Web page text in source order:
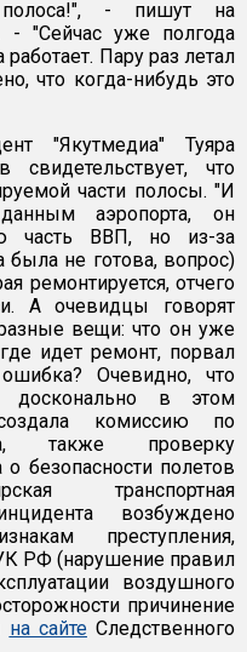
полоса!", - пишут на
"Сейчас уже полгода
Пару раз летал
что когда-нибудь это
"Якутмедиа" Туяра
свидетельствует, что
части полосы. "И
аэропорта, он
часть ВВП, но из-за
была не готова, вопрос)
ремонтируется, отчего
А очевидцы говорят
вещи: что он уже
идет ремонт, порвал
Очевидно, что
досконально в этом
комиссию по
также проверку
безопасности полетов
транспортная
возбуждено
преступления,
РФ (нарушение правил
воздушного
причинение
на сайтеСледственного